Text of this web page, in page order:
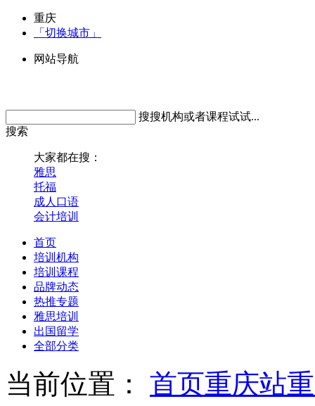
重庆
「切换城市」
网站导航
搜搜机构或者课程试试...
搜索
大家都在搜：
雅思
托福
成人口语
会计培训
首页
培训机构
培训课程
品牌动态
热推专题
雅思培训
出国留学
全部分类
当前位置： 首页重庆站